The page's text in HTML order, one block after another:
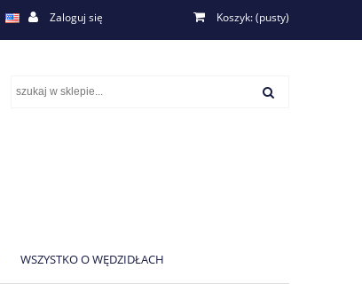
Zaloguj się Koszyk:(pusty)
WSZYSTKO O WĘDZIDŁACH